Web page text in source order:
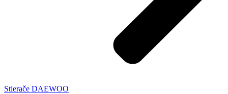
Stierače DAEWOO